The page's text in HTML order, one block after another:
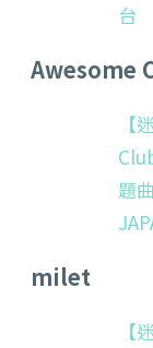
台
Awesome
【
題
milet
【